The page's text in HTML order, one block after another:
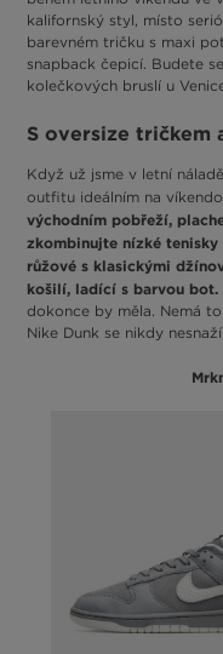
kalifornský styl, místo
barevném tričku s maxi
snapback čepicí. Budete
kolečkových bruslí u
S oversize tričkem
Když už jsme v letní
outfitu ideálním na
východním pobřeží,
zkombinujte nízké
růžové s klasickými
košilí, ladící s barvou bot.
dokonce by měla. Nemá
Nike Dunk se nikdy